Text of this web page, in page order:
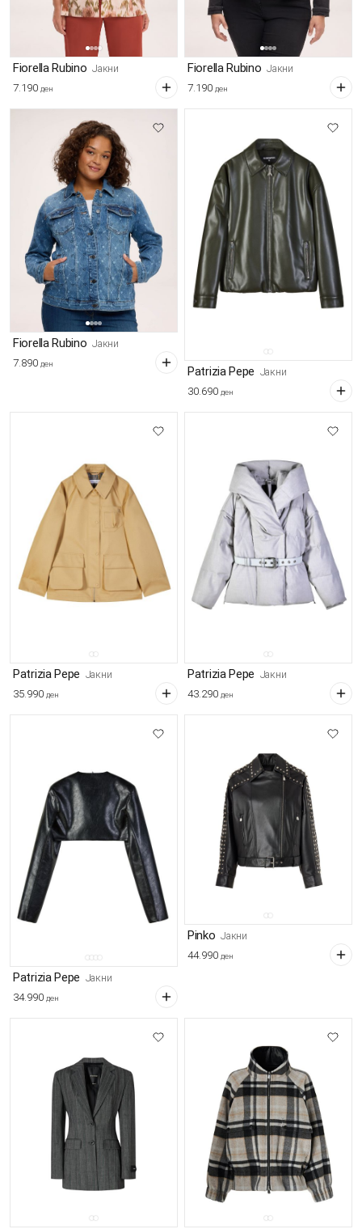
Fiorella Rubino Јакни
7.190 ден
Fiorella Rubino Јакни
7.190 ден
Fiorella Rubino Јакни
7.890 ден
Patrizia Pepe Јакни
30.690 ден
Patrizia Pepe Јакни
35.990 ден
Patrizia Pepe Јакни
43.290 ден
Patrizia Pepe Јакни
34.990 ден
Pinko Јакни
44.990 ден